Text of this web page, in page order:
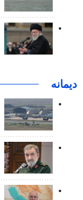
دیمانە